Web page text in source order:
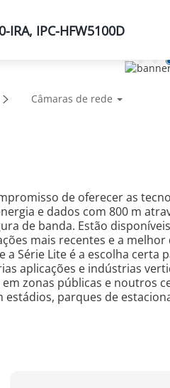
Parceiros
Câmaras de rede
IRA, IPC-HFW5100D
de oferecer as
e dados com 800 m
de banda. Estão
mais recentes e a
Série Lite é a escolha
aplicações e indústrias
zonas públicas e noutros
parques de